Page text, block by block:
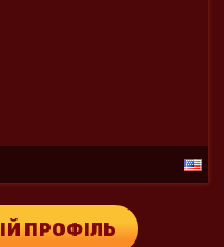
ПРОФІЛЬ